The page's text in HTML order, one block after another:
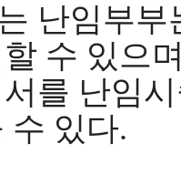
난임부
수 있으
를 난임
수 있다.